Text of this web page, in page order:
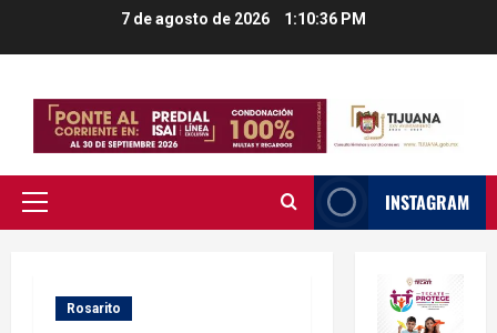
7 de agosto de 2026 1:10:37 PM
Menú
INSTAGRAM
Rosarito